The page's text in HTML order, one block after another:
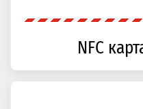
NFC